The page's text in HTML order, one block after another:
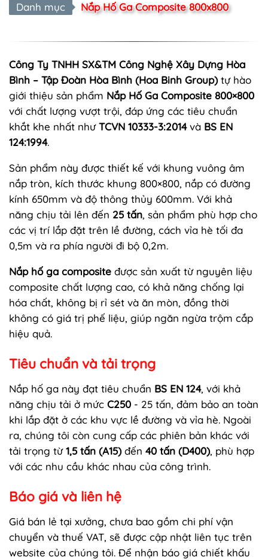
Danh mục Nắp Hố Ga Composite 800x800
Công Ty TNHH SX&TM Công Nghệ Xây Dựng Hòa
Bình – Tập Đoàn Hòa Bình (Hoa Binh Group)tự hào
giới thiệu sản phẩm Nắp Hố Ga Composite 800×800
với chất lượng vượt trội, đáp ứng các tiêu chuẩn
khắt khe nhất nhưTCVN 10333-3:2014và BS EN
124:1994.
Sản phẩm này được thiết kế với khung vuông âm
nắp tròn, kích thước khung 800×800, nắp có đường
kính 650mm và độ thông thủy 600mm. Với khả
năng chịu tải lên đến 25 tấn, sản phẩm phù hợp cho
các vị trí lắp đặt trên lề đường, cách vỉa hè tối đa
0,5m và ra phía người đi bộ 0,2m.
Nắp hố ga composite được sản xuất từ nguyên liệu
composite chất lượng cao, có khả năng chống lại
hóa chất, không bị rỉ sét và ăn mòn, đồng thời
không có giá trị phế liệu, giúp ngăn ngừa trộm cắp
hiệu quả.
Tiêu chuẩn và tải trọng
Nắp hố ga này đạt tiêu chuẩn BS EN 124, với khả
năng chịu tải ở mức C250 - 25 tấn, đảm bảo an toàn
khi lắp đặt ở các khu vực lề đường và vỉa hè. Ngoài
ra, chúng tôi còn cung cấp các phiên bản khác với
tải trọng từ1,5 tấn (A15)đến 40 tấn (D400), phù hợp
với các nhu cầu khác nhau của công trình.
Báo giá và liên hệ
Giá bán lẻ tại xưởng, chưa bao gồm chi phí vận
chuyển và thuế VAT, sẽ được cập nhật liên tục trên
website của chúng tôi. Để nhận báo giá chiết khấu